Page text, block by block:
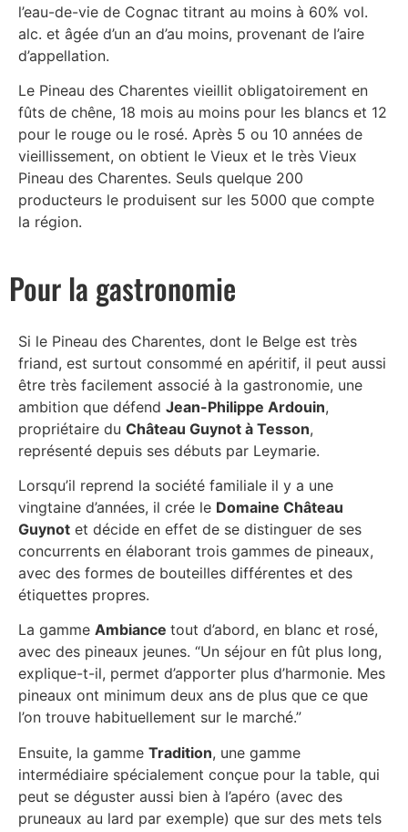
l’eau-de-vie de Cognac titrant au moins à 60% vol.
alc. et âgée d’un an d’au moins, provenant de l’aire
d’appellation.
Le Pineau des Charentes vieillit obligatoirement en
fûts de chêne, 18 mois au moins pour les blancs et 12
pour le rouge ou le rosé. Après 5 ou 10 années de
vieillissement, on obtient le Vieux et le très Vieux
Pineau des Charentes. Seuls quelque 200
producteurs le produisent sur les 5000 que compte
la région.
Pour la gastronomie
Si le Pineau des Charentes, dont le Belge est très
friand, est surtout consommé en apéritif, il peut aussi
être très facilement associé à la gastronomie, une
ambition que défend Jean-Philippe Ardouin,
propriétaire du Château Guynot à Tesson,
représenté depuis ses débuts par Leymarie.
Lorsqu’il reprend la société familiale il y a une
vingtaine d’années, il crée le Domaine Château
Guynot et décide en effet de se distinguer de ses
concurrents en élaborant trois gammes de pineaux,
avec des formes de bouteilles différentes et des
étiquettes propres.
La gamme Ambiance tout d’abord, en blanc et rosé,
avec des pineaux jeunes. “Un séjour en fût plus long,
explique-t-il, permet d’apporter plus d’harmonie. Mes
pineaux ont minimum deux ans de plus que ce que
l’on trouve habituellement sur le marché.”
Ensuite, la gamme Tradition, une gamme
intermédiaire spécialement conçue pour la table, qui
peut se déguster aussi bien à l’apéro (avec des
pruneaux au lard par exemple) que sur des mets tels